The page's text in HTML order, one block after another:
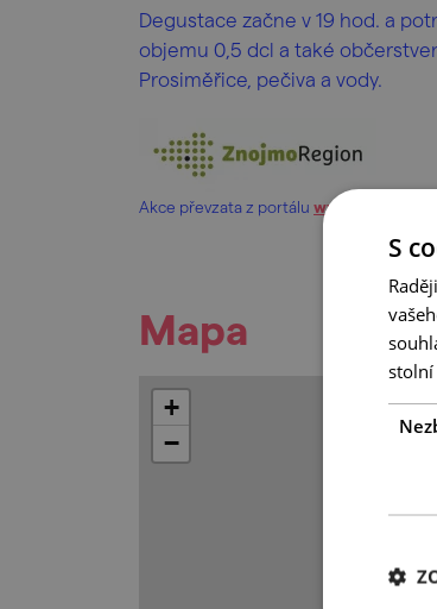
Degustace začne v 19 hod. a
objemu 0,5 dcl a také
Prosiměřice, pečiva a vody.
Akce převzata z portálu
Mapa
+
−
S
stolní